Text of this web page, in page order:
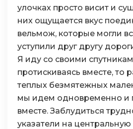
улочках просто висит и
них ощущается вкус
вельмож, которые могли
уступили друг другу
Я иду со своими
протискиваясь вместе, то
теплых безмятежных
мы идем одновременно и
вместе. Заблудиться
указатели на